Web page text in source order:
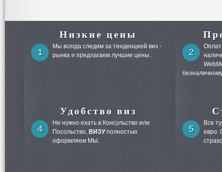
Низкие цены
1
Мы всегда следим за тенденцией виз -
рынка и предлагаем лучшие цены..
2
Удобство виз
4
Не нужно ехать в Консульство или
Посольство, ВИЗУполностью
оформляем МЫ.
5
Все
евро.